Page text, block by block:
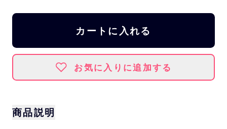
カートに入れる
お気に入りに追加する
商品説明